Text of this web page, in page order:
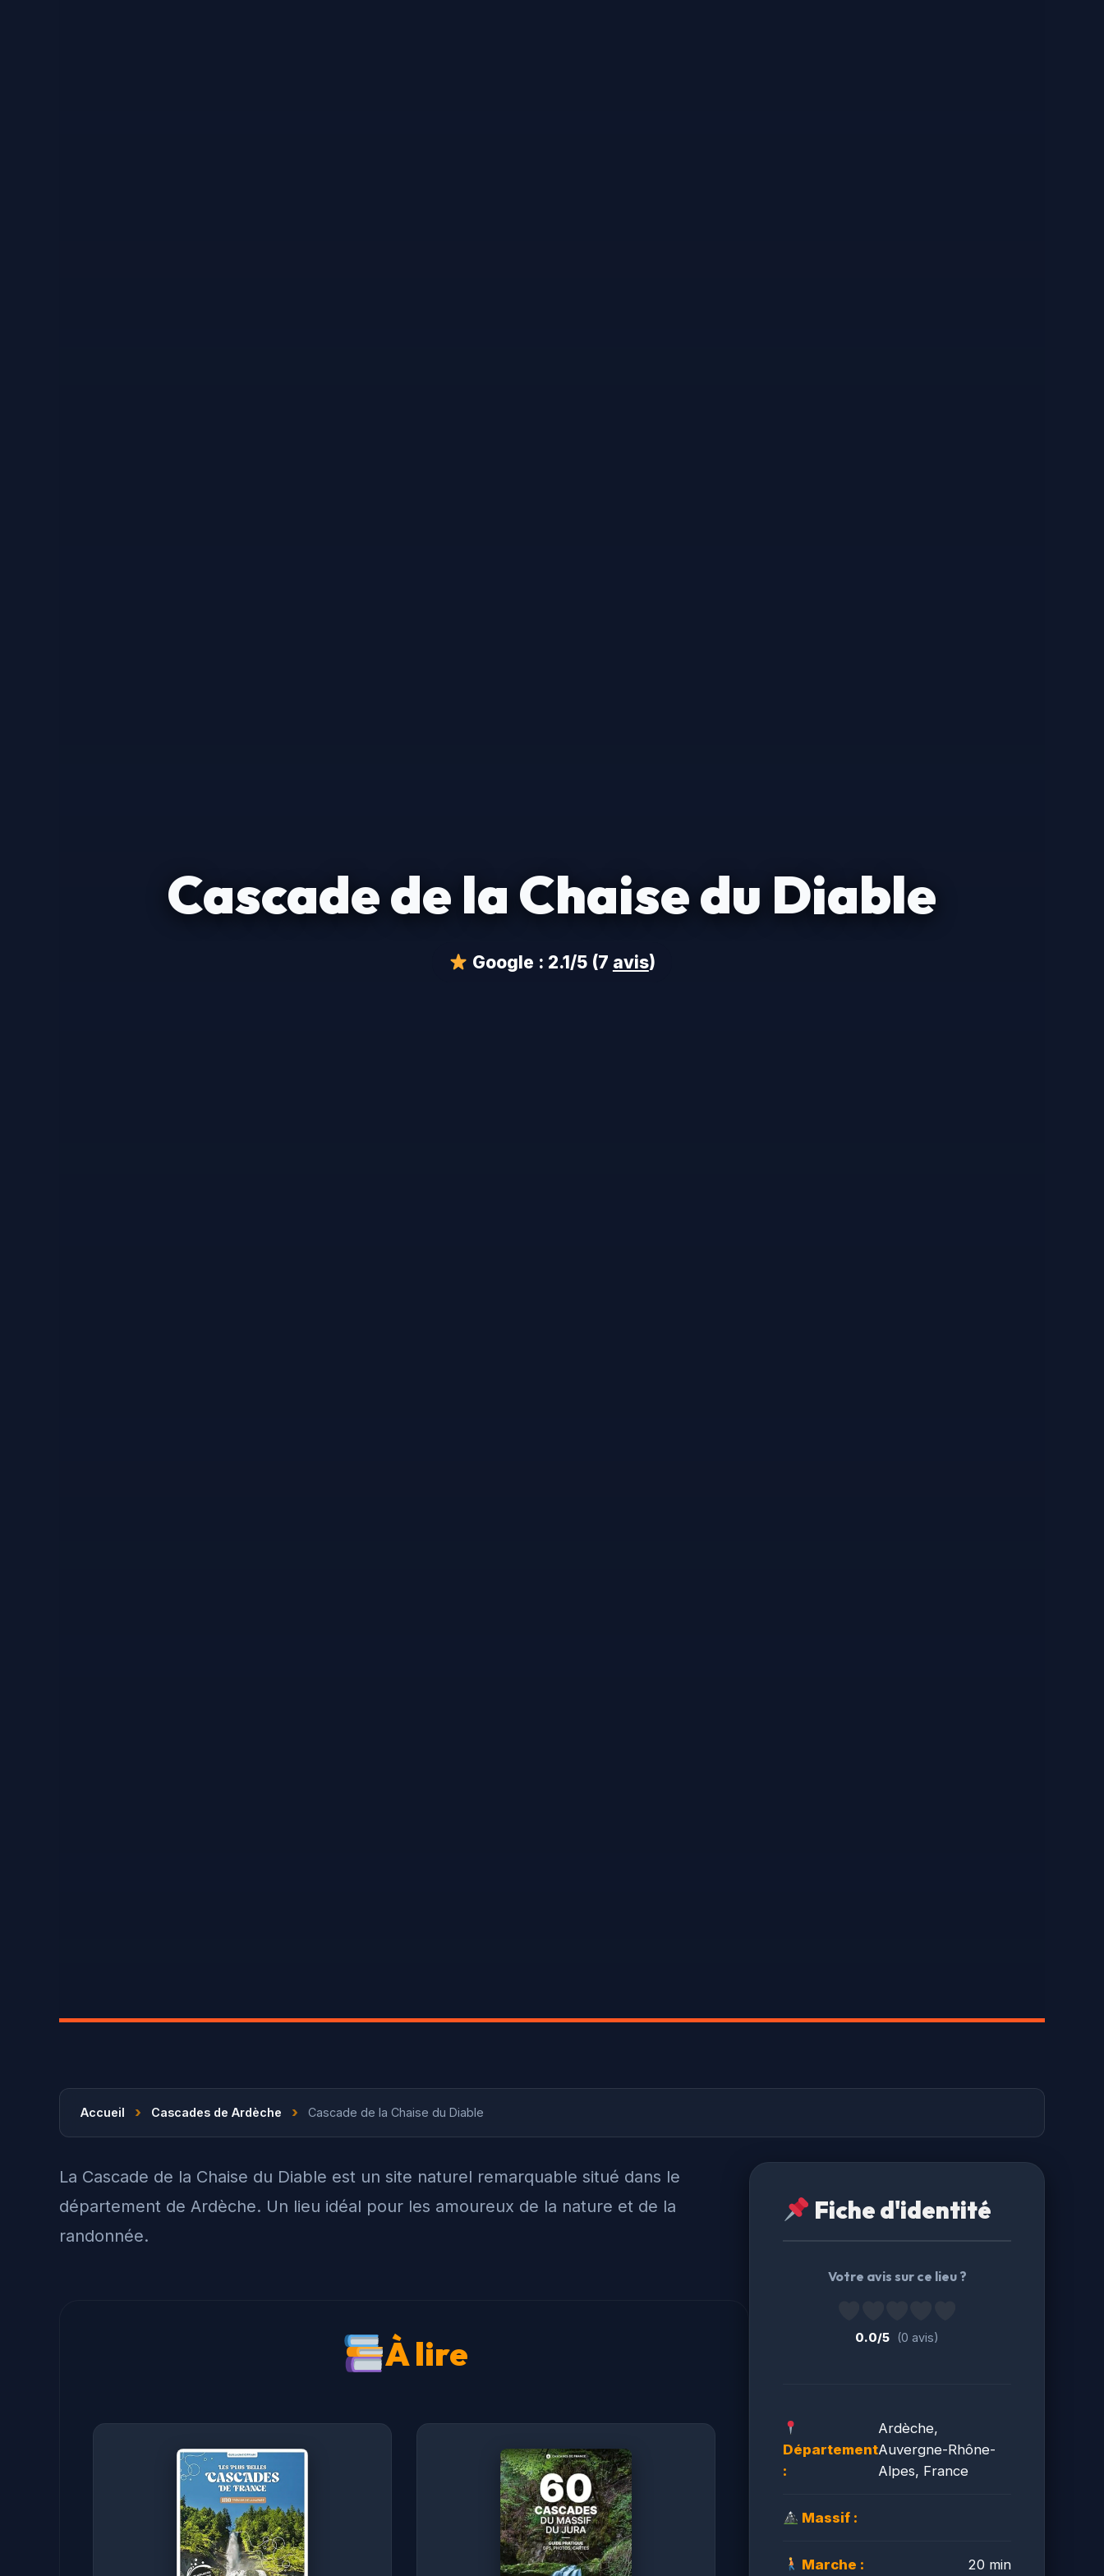
Cascade de la Chaise du Diable
Google : 2.1/5(7 avis)
Accueil › Cascades de Ardèche › Cascade de la Chaise du Diable
La Cascade de la Chaise du Diable est un site naturel remarquable situé dans le
département de Ardèche. Un lieu idéal pour les amoureux de la nature et de la
randonnée.
À lire
Fiche d'identité
Votre avis sur ce lieu ?
0.0/5 (0 avis)
Département
:
Ardèche,
Auvergne-Rhône-
Alpes, France
Massif :
Marche : 20 min